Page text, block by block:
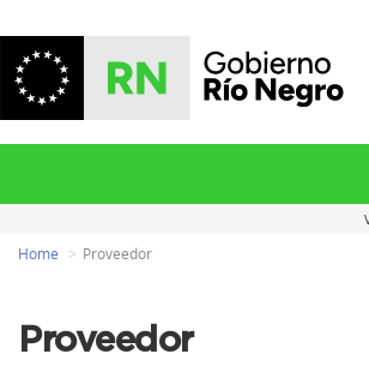
Home Proveedor
Proveedor